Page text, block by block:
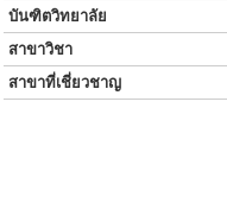
บันฑิตวิทยาลัย
สาขาวิชา
สาขาที่เชี่ยวชาญ